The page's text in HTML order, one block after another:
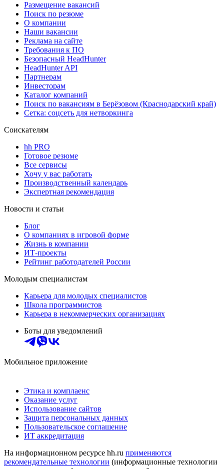
Размещение вакансий
Поиск по резюме
О компании
Наши вакансии
Реклама на сайте
Требования к ПО
Безопасный HeadHunter
HeadHunter API
Партнерам
Инвесторам
Каталог компаний
Поиск по вакансиям в Берёзовом (Краснодарский край)
Сетка: соцсеть для нетворкинга
Соискателям
hh PRO
Готовое резюме
Все сервисы
Хочу у вас работать
Производственный календарь
Экспертная рекомендация
Новости и статьи
Блог
О компаниях в игровой форме
Жизнь в компании
ИТ-проекты
Рейтинг работодателей России
Молодым специалистам
Карьера для молодых специалистов
Школа программистов
Карьера в некоммерческих организациях
Боты для уведомлений
Мобильное приложение
Этика и комплаенс
Оказание услуг
Использование сайтов
Защита персональных данных
Пользовательское соглашение
ИТ аккредитация
На информационном ресурсе hh.ru применяются
рекомендательные технологии (информационные технологии